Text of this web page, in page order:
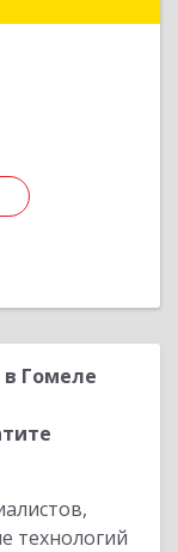
Гомеле
технологий